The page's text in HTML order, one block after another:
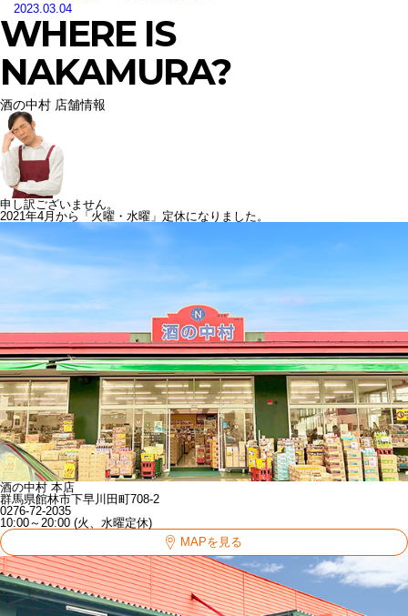
2023.03.04
WHERE IS
NAKAMURA?
酒の中村 店舗情報
申し訳ございません。
2021年4月から「火曜・水曜」定休になりました。
酒の中村 本店
群馬県館林市下早川田町708-2
0276-72-2035
10:00～20:00 (火、水曜定休)
MAPを見る